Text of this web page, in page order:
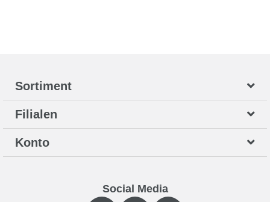
Sortiment
Filialen
Konto
Social Media